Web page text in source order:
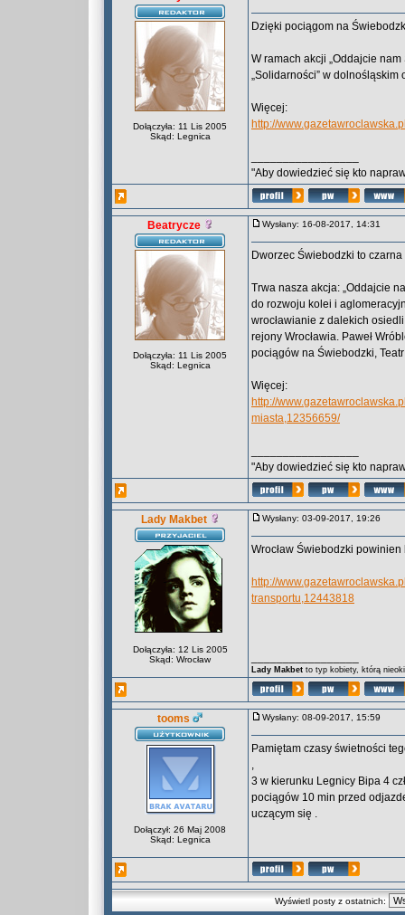
Dołączyła: 11 Lis 2005
Skąd: Legnica
Dzięki pociągom na
W ramach akcji „Oddajcie
„Solidarności” w dolnośląskim
Więcej:
http://
"Aby dowiedzieć się kto
Beatrycze
Dołączyła: 11 Lis 2005
Skąd: Legnica
Wysłany: 16-08-2017, 14:31
Dworzec Świebodzki to
Trwa nasza akcja: „Oddajcie
do rozwoju kolei i
wrocławianie z dalekich
rejony Wrocławia. Paweł
pociągów na Świebodzki,
Więcej:
http://
miasta,12356659/
"Aby dowiedzieć się kto
Lady Makbet
Dołączyła: 12 Lis 2005
Skąd: Wrocław
Wysłany: 03-09-2017, 19:26
Wrocław Świebodzki
http://
transportu,12443818
Lady Makbet to typ kobiety, którą
tooms
Dołączył: 26 Maj 2008
Skąd: Legnica
Wysłany: 08-09-2017, 15:59
Pamiętam czasy świetności
,
3 w kierunku Legnicy Bipa 4
pociągów 10 min przed
uczącym się .
Wyświetl posty z ostatnich: